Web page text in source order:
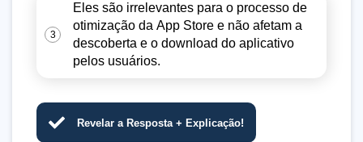
3
Eles são irrelevantes para o processo de
otimização da App Store e não afetam a
descoberta e o download do aplicativo
pelos usuários.
Revelar a Resposta + Explicação!